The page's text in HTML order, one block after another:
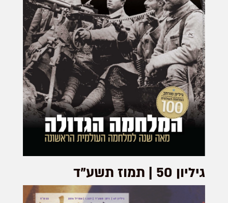
גיליון 50 | תמוז תשע"ד